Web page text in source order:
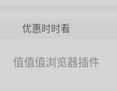
优惠时时看
值值值浏览器插件